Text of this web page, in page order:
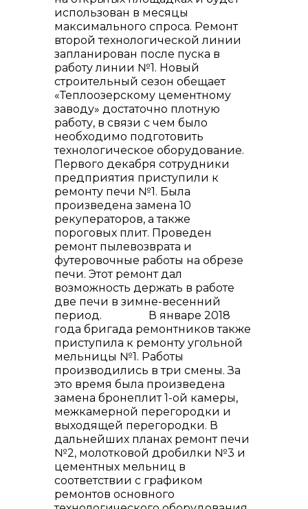
info@vostokcement.ru
использован в месяцы
максимального спроса. Ремонт
второй технологической линии
запланирован после пуска в
работу линии №1. Новый
строительный сезон обещает
«Теплоозерскому цементному
заводу» достаточно плотную
работу, в связи с чем было
необходимо подготовить
технологическое оборудование.
Первого декабря сотрудники
предприятия приступили к
ремонту печи №1. Была
произведена замена 10
рекуператоров, а также
пороговых плит. Проведен
ремонт пылевозврата и
футеровочные работы на обрезе
печи. Этот ремонт дал
возможность держать в работе
две печи в зимне-весенний
период. В январе 2018
года бригада ремонтников также
приступила к ремонту угольной
мельницы №1. Работы
производились в три смены. За
это время была произведена
замена бронеплит 1-ой камеры,
межкамерной перегородки и
выходящей перегородки. В
дальнейших планах ремонт печи
№2, молотковой дробилки №3 и
цементных мельниц в
соответствии с графиком
ремонтов основного